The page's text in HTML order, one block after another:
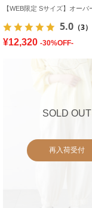
5.0 （3）
¥12,320 -30%OFF-
SOLD OUT
再入荷受付